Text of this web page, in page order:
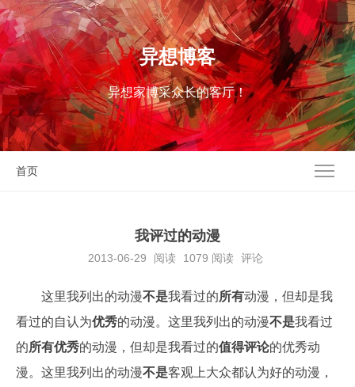
异想博客
异想家博采众长的客厅！
首页
我评过的动漫
2013-06-29 阅读 1079 阅读 评论
这里我列出的动漫不是我看过的所有动漫，但却是我
看过的自认为优秀的动漫。这里我列出的动漫不是我看过
的所有优秀的动漫，但却是我看过的值得评论的优秀动
漫。这里我列出的动漫不是客观上大众都认为好的动漫，